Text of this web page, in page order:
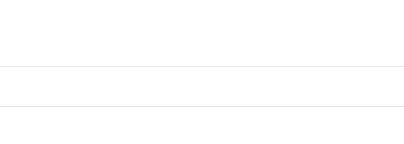
és kultúra találkozása – sikeresen zárult a CCTA Liga és a Kínai Újévi Ünnepség